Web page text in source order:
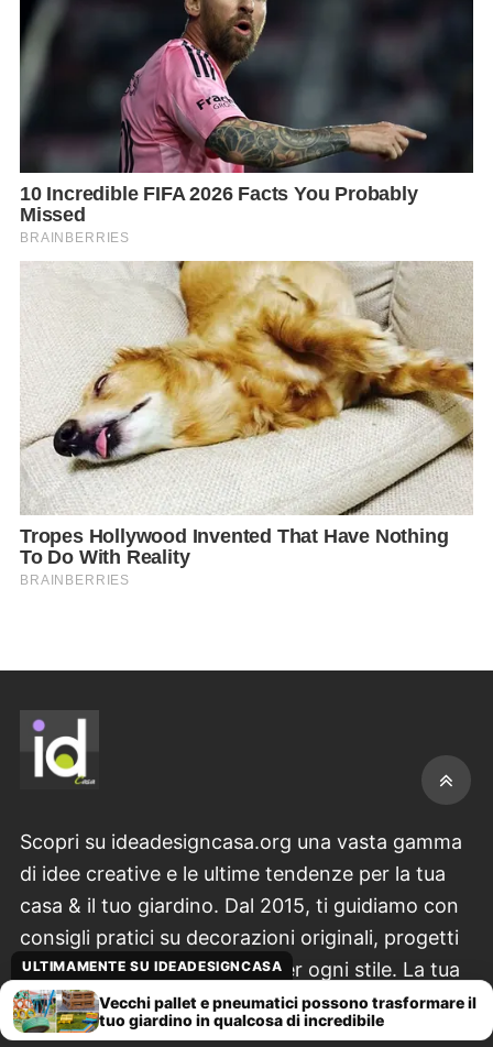
Scopri su ideadesigncasa.org una vasta gamma
di idee creative e le ultime tendenze per la tua
casa & il tuo giardino. Dal 2015, ti guidiamo con
consigli pratici su decorazioni originali, progetti
fai-da-te unici e ispirazioni per ogni stile. La tua
casa, il tuo stile, la nostra passione.
ULTIMAMENTE SU IDEADESIGNCASA
Vecchi pallet e pneumatici possono trasformare il
tuo giardino in qualcosa di incredibile